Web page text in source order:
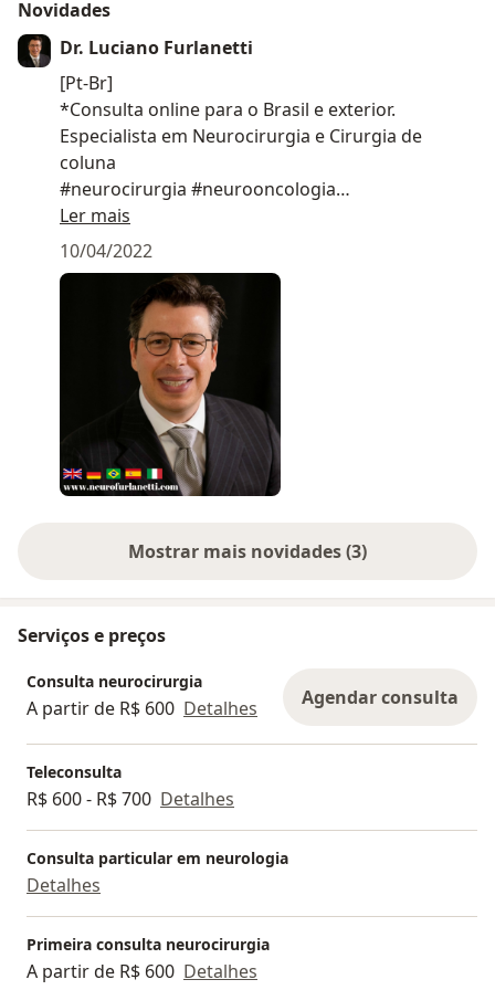
London
Novidades
Dr. Luciano Furlanetti
[Pt-Br]
*Consulta online para o Brasil e exterior.
Especialista em Neurocirurgia e Cirurgia de
coluna
#neurocirurgia #neurooncologia
#cirurgiadecoluna #doençadeparkinson
#epilepsia #dor
*Online appointments/ second opinion for
patients living in Brazil and abroad.
Specialist in Neurosurgery, General Medical
Council UK
#neurosurgery #neurooncology #epilepsy
#painmanagement #spinesurgery
#parkinsonsdisease
Termine/ Zweitmeinung per Videosprechstunde
Saarlandes, DE
#Neuromodulation #MorbusParkinson
#Neurooncologie
# we speak your language.
Ler mais
10/04/2022
Mostrar mais novidades (3)
Serviços e preços
Consulta neurocirurgia
A partir de R$ 600 Detalhes Agendar consulta
Teleconsulta
R$ 600 - R$ 700 Detalhes
Consulta particular em neurologia
Detalhes
Primeira consulta neurocirurgia
A partir de R$ 600 Detalhes